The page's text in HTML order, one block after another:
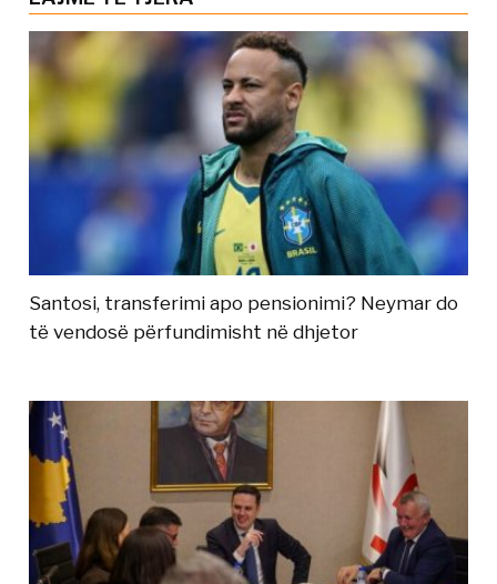
Santosi, transferimi apo pensionimi? Neymar do
të vendosë përfundimisht në dhjetor